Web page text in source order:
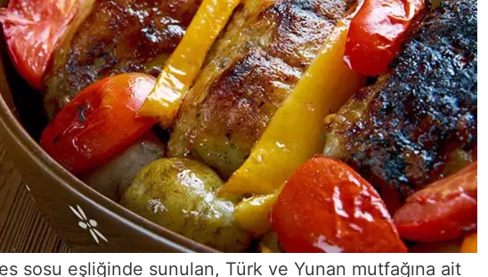
sosu eşliğinde sunulan, Türk ve Yunan mutfağına ait